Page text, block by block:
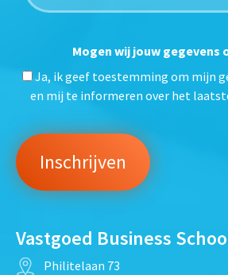
Mogen wij jouw gegevens
Ja, ik geef toestemming om mijn
en mij te informeren over het
Vastgoed Business
Philitelaan 73